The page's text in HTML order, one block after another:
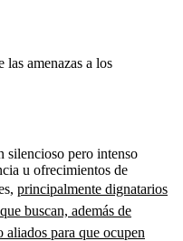
amenazas a los
silencioso pero intenso
u ofrecimientos de
principalmente dignatarios
buscan, además de
aliados para que ocupen